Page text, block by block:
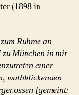
(1898 in
Ruhme an
zu München in mir
einer
wuthblickenden
[gemeint: